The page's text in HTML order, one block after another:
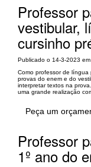
Professor
vestibular,
cursinho
Publicado o 14-3-2023
Como professor de
provas do enem e do
interpretar textos na
uma grande realização
Peça um
Professor
1º ano do